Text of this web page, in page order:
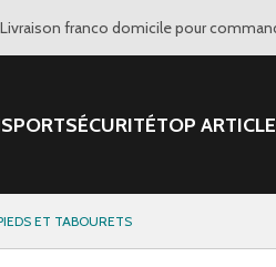
Livraison franco domicile pour
SÉCURITÉTOP
ET TABOURETS